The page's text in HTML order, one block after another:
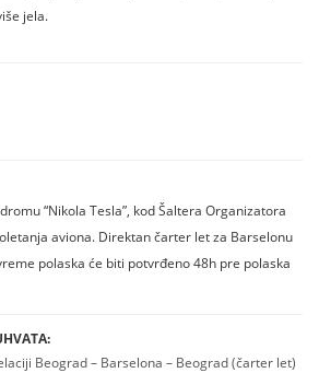
jela.
“Nikola Tesla”, kod Šaltera Organizatora
aviona. Direktan čarter let za Barselonu
polaska će biti potvrđeno 48h pre polaska
Beograd – Barselona – Beograd (čarter let)